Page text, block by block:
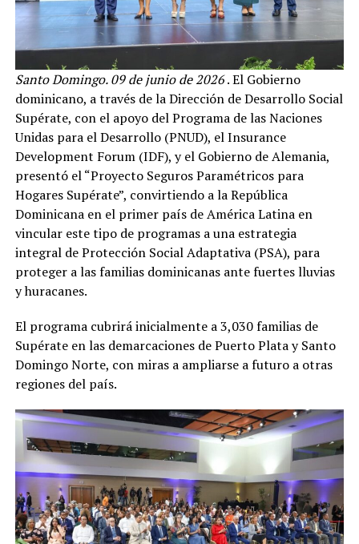
Santo Domingo. 09 de junio de 2026. El Gobierno
dominicano, a través de la Dirección de Desarrollo Social
Supérate, con el apoyo del Programa de las Naciones
Unidas para el Desarrollo (PNUD), el Insurance
Development Forum (IDF), y el Gobierno de Alemania,
presentó el “Proyecto Seguros Paramétricos para
Hogares Supérate”, convirtiendo a la República
Dominicana en el primer país de América Latina en
vincular este tipo de programas a una estrategia
integral de Protección Social Adaptativa (PSA), para
proteger a las familias dominicanas ante fuertes lluvias
y huracanes.
El programa cubrirá inicialmente a 3,030 familias de
Supérate en las demarcaciones de Puerto Plata y Santo
Domingo Norte, con miras a ampliarse a futuro a otras
regiones del país.